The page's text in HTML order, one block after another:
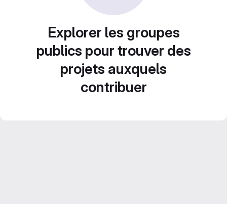
Explorer les groupes
publics pour trouver des
projets auxquels
contribuer